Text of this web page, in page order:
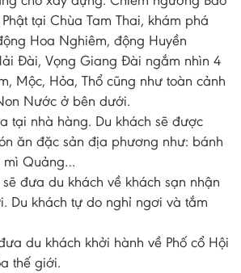
tại Chùa Tam Thai, khám phá
Hoa Nghiêm, động Huyền
Đài, Vọng Giang Đài ngắm nhìn 4
Mộc, Hỏa, Thổ cũng như toàn cảnh
Nước ở bên dưới.
tại nhà hàng. Du khách sẽ được
ăn đặc sản địa phương như: bánh
mì Quảng…
đưa du khách về khách sạn nhận
Du khách tự do nghỉ ngơi và tắm
du khách khởi hành về Phố cổ Hội
thế giới.